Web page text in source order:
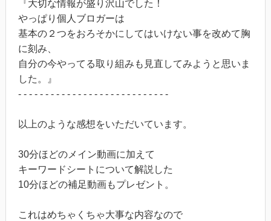
『大切な情報が盛り沢山でした！
やっぱり個人ブロガーは
基本の２つをおろそかにしてはいけない事を改めて胸
に刻み、
自分の今やってる取り組みも見直してみようと思いま
した。』
- - - - - - - - - - - - - - - - - - - - - - - - - - - -
以上のような感想をいただいています。
30分ほどのメイン動画に加えて
キーワードシートについて解説した
10分ほどの補足動画もプレゼント。
これはめちゃくちゃ大事な内容なので